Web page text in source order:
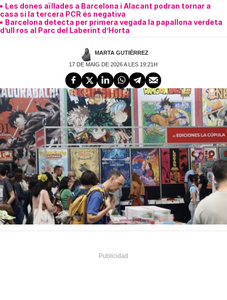
Les dones aïllades a Barcelona i Alacant podran tornar a
casa si la tercera PCR és negativa
Barcelona detecta per primera vegada la papallona verdeta
d’ull ros al Parc del Laberint d’Horta
MARTA GUTIÉRREZ
17 DE MAIG DE 2026 A LES 19:21H